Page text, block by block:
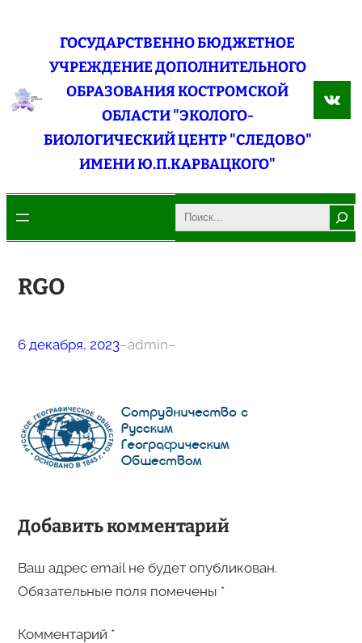
содержимому
ГОСУДАРСТВЕННО БЮДЖЕТНОЕ
УЧРЕЖДЕНИЕ ДОПОЛНИТЕЛЬНОГО
ОБРАЗОВАНИЯ КОСТРОМСКОЙ
ОБЛАСТИ "ЭКОЛОГО-
БИОЛОГИЧЕСКИЙ ЦЕНТР "СЛЕДОВО"
ИМЕНИ Ю.П.КАРВАЦКОГО"
Search
RGO
6 декабря, 2023–admin–
Добавить комментарий
Ваш адрес email не будет опубликован.
Обязательные поля помечены *
Комментарий *